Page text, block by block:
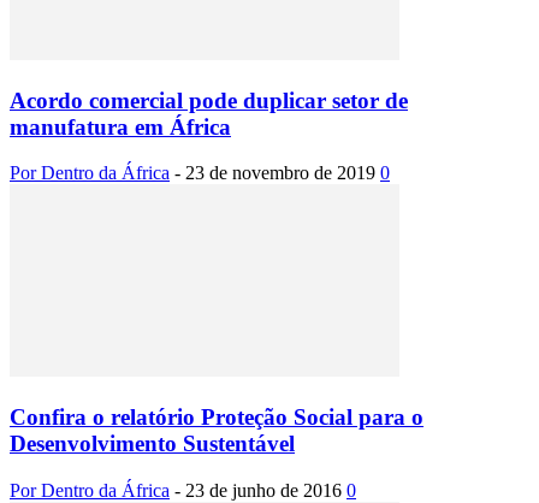
Acordo comercial pode duplicar setor de
manufatura em África
Por Dentro da África - 23 de novembro de 2019 0
Confira o relatório Proteção Social para o
Desenvolvimento Sustentável
Por Dentro da África - 23 de junho de 2016 0